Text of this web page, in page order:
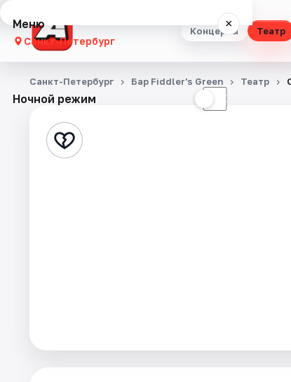
Концерты Театр
Меню ×
Санкт-Петербург
Концерты
Стендап
Города
Ночной режим ☾
Санкт-Петербург Бар Fiddler's Green Театр